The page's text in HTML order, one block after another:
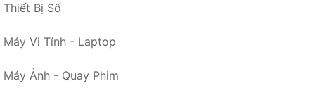
Thiết Bị Số
Máy Vi Tính - Laptop
Máy Ảnh - Quay Phim